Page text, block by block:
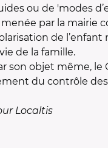
ou de 'modes
par la mairie
de
de la famille.
son objet même,
du contrôle
Localtis